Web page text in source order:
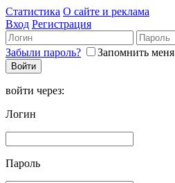
Статистика О сайте и реклама
Вход Регистрация
Забыли пароль? Запомнить меня
войти через:
Логин
Пароль